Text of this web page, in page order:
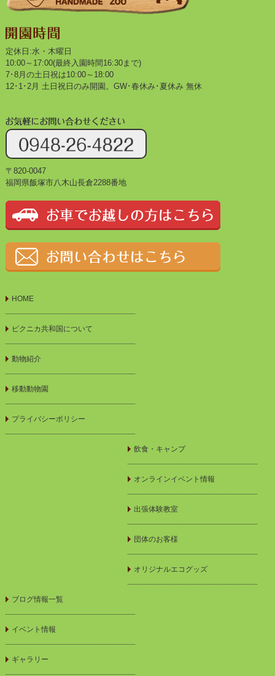
定休日:水・木曜日
10:00～17:00(最終入園時間16:30まで)
7･8月の土日祝は10:00～18:00
12･1･2月 土日祝日のみ開園。GW･春休み･夏休み 無休
〒820-0047
福岡県飯塚市八木山長倉2288番地
HOME
ピクニカ共和国について
動物紹介
移動動物園
プライバシーポリシー
飲食・キャンプ
オンラインイベント情報
出張体験教室
団体のお客様
オリジナルエコグッズ
ブログ情報一覧
イベント情報
ギャラリー